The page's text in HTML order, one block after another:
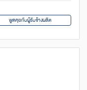
พูดคุยกับผู้รับจ้างผลิต